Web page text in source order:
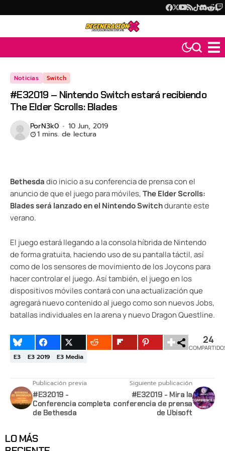
Noticias Switch
#E32019 – Nintendo Switch estará recibiendo
The Elder Scrolls: Blades
PorN3k0 10 Jun, 2019
1 mins. de lectura
Bethesdadio inicio a su conferencia de prensa con el
anuncio de que el juego para móviles,The Elder Scrolls:
Blades será lanzado en el Nintendo Switchdurante este
verano.
El juego estará llegando a la consola híbrida de Nintendo
de forma gratuita, haciendo uso de su pantalla táctil, así
como de los sensores de movimiento de los Joycons para
hacer controlar el juego. Así también, el juego en los
dispositivos móviles contará con una actualización que
agregará nuevo contenido al juego como son nuevos Jobs,
batallas individuales en la arena y nuevo Dragon Questline.
24
E3 E3 2019 E3 Media
Publicación previa
#E32019 -
Conferencia completa
de Bethesda
Siguiente publicación
#E32019 - Mira la
conferencia de prensa
de Ubisoft
LO MÁS